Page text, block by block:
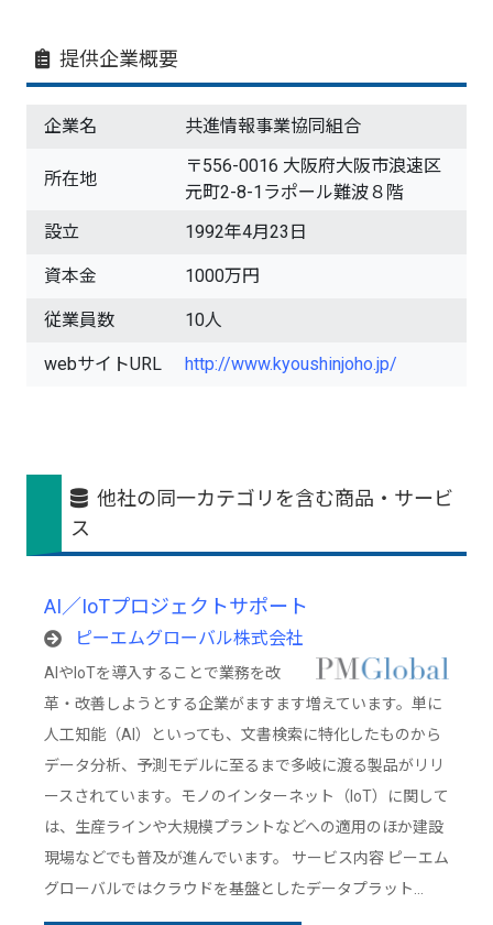
提供企業概要
企業名 共進情報事業協同組合
所在地
〒556-0016 大阪府大阪市浪速区
元町2-8-1ラポール難波８階
設立
1992年4月23日
資本金 1000万円
従業員数 10人
webサイトURL http://www.kyoushinjoho.jp/
他社の同一カテゴリを含む商品・サービ
ス
AI／IoTプロジェクトサポート
ピーエムグローバル株式会社
AIやIoTを導入することで業務を改
革・改善しようとする企業がますます増えています。単に
人工知能（AI）といっても、文書検索に特化したものから
データ分析、予測モデルに至るまで多岐に渡る製品がリリ
ースされています。モノのインターネット（IoT）に関して
は、生産ラインや大規模プラントなどへの適用のほか建設
現場などでも普及が進んでいます。 サービス内容 ピーエム
グローバルではクラウドを基盤としたデータプラット…